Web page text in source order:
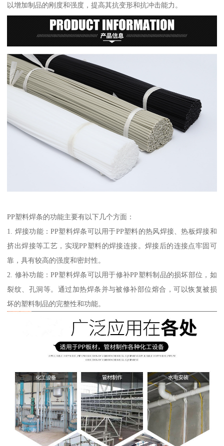
以增加制品的刚度和强度，提高其抗变形和抗冲击能力。
PP塑料焊条的功能主要有以下几个方面：
1. 焊接功能：PP塑料焊条可以用于PP塑料的热风焊接、热板焊接和
挤出焊接等工艺，实现PP塑料的焊接连接。焊接后的连接点牢固可
靠，具有较高的强度和密封性。
2. 修补功能：PP塑料焊条可以用于修补PP塑料制品的损坏部位，如
裂纹、孔洞等。通过加热焊条并与被修补部位熔合，可以恢复被损
坏的塑料制品的完整性和功能。